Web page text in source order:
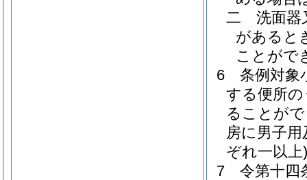
二
洗面器
があると
ことがで
6
条例対象
する便所
ることが
房に男子
ぞれ一以上)
7
令第十四